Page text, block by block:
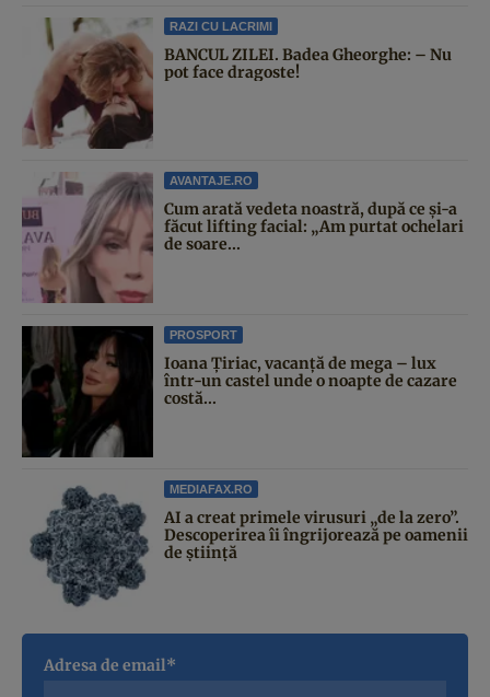
RAZI CU LACRIMI
BANCUL ZILEI. Badea Gheorghe: – Nu
pot face dragoste!
AVANTAJE.RO
Cum arată vedeta noastră, după ce și-a
făcut lifting facial: „Am purtat ochelari
de soare...
PROSPORT
Ioana Țiriac, vacanță de mega – lux
într-un castel unde o noapte de cazare
costă...
MEDIAFAX.RO
AI a creat primele virusuri „de la zero”.
Descoperirea îi îngrijorează pe oamenii
de știință
Adresa de email*